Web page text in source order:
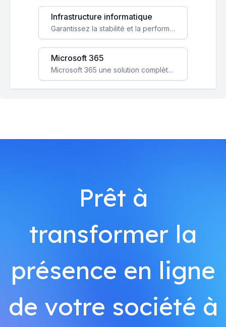
Infrastructure informatique
Garantissez la stabilité et la performance de votre entreprise avec une infrastructure IT sécurisée et évolutive.
Microsoft 365
Microsoft 365 une solution complète qui booste votre productivité, renforce la sécurité de vos données et facilite la collaboration.
Prêt à
transformer la
présence en ligne
de votre société à